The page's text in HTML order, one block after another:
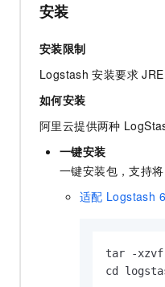
安装
安装限制
Logstash 安装要求
如何安装
阿里云提供两种
一键安装
一键安装包，支持将
适配 Logstash
tar -xzvf
cd